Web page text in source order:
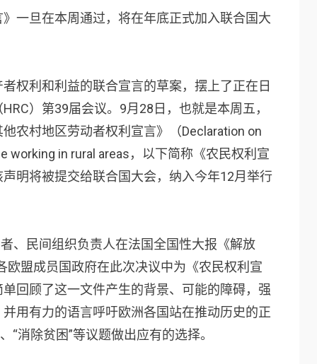
一旦在本周通过，将在年底正式加入联合国大
权利和利益的联合宣言的草案，摆上了正在日
）第39届会议。9月28日，也就是本周五，
农村地区劳动者权利宣言》（Declaration on
working in rural areas，以下简称《农民权利宣
明将被提交给联合国大会，纳入今年12月举行
、民间组织负责人在法国全国性大报《解放
欧盟成员国政府在此次决议中为《农民权利宣
回顾了这一文件产生的背景、可能的障碍，强
用有力的语言呼吁欧洲各国站在推动历史的正
“消除贫困”等议题做出应有的选择。